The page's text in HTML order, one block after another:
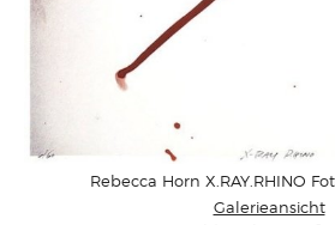
Rebecca Horn X.RAY.RHINO
Galerieansicht